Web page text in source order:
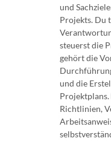
und
Projekts. Du
steuerst die
gehört die
und die
Richtlinien,